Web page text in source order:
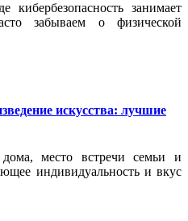
занимает
забываем о физической
искусства: лучшие
место встречи семьи и
индивидуальность и вкус